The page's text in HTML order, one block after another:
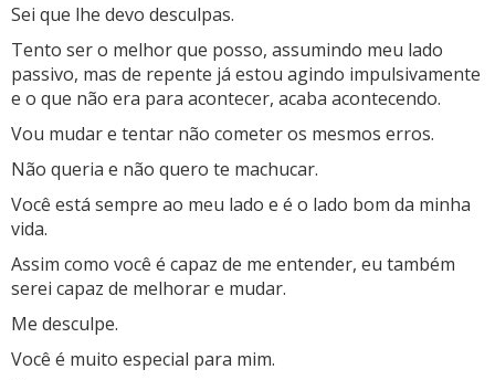
Sei que lhe devo desculpas.
Tento ser o melhor que posso, assumindo meu lado
passivo, mas de repente já estou agindo impulsivamente
e o que não era para acontecer, acaba acontecendo.
Vou mudar e tentar não cometer os mesmos erros.
Não queria e não quero te machucar.
Você está sempre ao meu lado e é o lado bom da minha
vida.
Assim como você é capaz de me entender, eu também
serei capaz de melhorar e mudar.
Me desculpe.
Você é muito especial para mim.